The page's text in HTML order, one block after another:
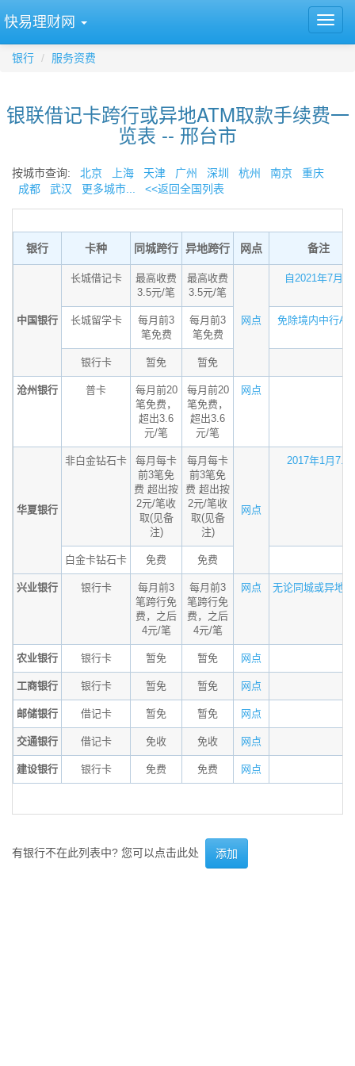
快易理财网
银行 服务资费
银联借记卡跨行或异地ATM取款手续费一
览表 -- 邢台市
按城市查询: 北京 上海 天津 广州 深圳 杭州 南京
重庆
成都
武汉 更多城市... <<返回全国列表
银行 卡种 同城跨行 异地跨行 网点 备注
中国银行
长城借记卡
最高收费
3.5元/笔
最高收费
3.5元/笔
网点
自2021年7月...
长城留学卡
每月前3
笔免费
每月前3
笔免费
免除境内中行
银行卡 暂免 暂免
沧州银行 普卡
每月前20
笔免费，
超出3.6
元/笔
每月前20
笔免费，
超出3.6
元/笔
网点
华夏银行
非白金钻石卡
每月每卡
前3笔免
费 超出按
2元/笔收
取(见备
注)
每月每卡
前3笔免
费 超出按
2元/笔收
取(见备
注)
网点
2017年1月7...
白金卡钻石卡 免费 免费
兴业银行 银行卡
每月前3
笔跨行免
费，之后
4元/笔
每月前3
笔跨行免
费，之后
4元/笔
网点 无论同城或异地
农业银行 银行卡 暂免 暂免 网点
工商银行 银行卡 暂免 暂免 网点
邮储银行 借记卡 暂免 暂免 网点
交通银行 借记卡 免收 免收 网点
建设银行 银行卡 免费 免费 网点
有银行不在此列表中? 您可以点击此处 添加